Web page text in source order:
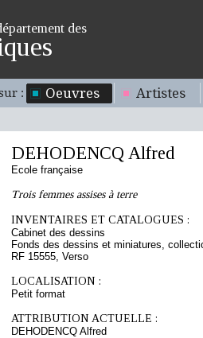
des
: Oeuvres Artistes
DEHODENCQ Alfred
Ecole française
Trois femmes assises à terre
INVENTAIRES ET CATALOGUES :
Cabinet des dessins
Fonds des dessins et miniatures,
RF 15555, Verso
LOCALISATION :
Petit format
ATTRIBUTION ACTUELLE :
DEHODENCQ Alfred